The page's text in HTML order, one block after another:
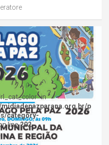
in
p
category-
line202